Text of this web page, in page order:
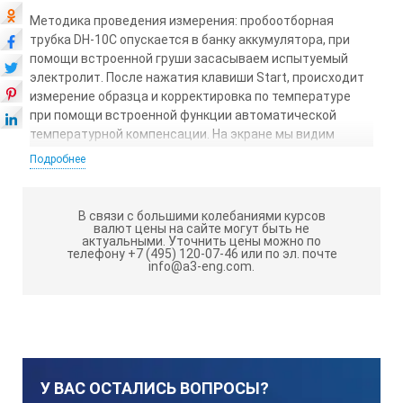
Методика проведения измерения: пробоотборная
трубка DH-10С опускается в банку аккумулятора, при
помощи встроенной груши засасываем испытуемый
электролит. После нажатия клавиши Start, происходит
измерение образца и корректировка по температуре
при помощи встроенной функции автоматической
температурной компенсации. На экране мы видим
значение плотности серной кислоты — электролита.
Таким образом, 24-х баночный аккумулятор можно
безопасный в эксплуатации прибор.
Технические характеристики:
Точность:
Подробнее
В связи с большими колебаниями курсов
валют цены на сайте могут быть не
актуальными. Уточнить цены можно по
телефону +7 (495) 120-07-46 или по эл. почте
info@a3-eng.com.
У ВАС ОСТАЛИСЬ ВОПРОСЫ?